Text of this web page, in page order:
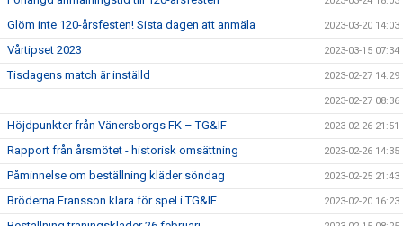
Glöm inte 120-årsfesten! Sista dagen att anmäla 2023-03-20 14:03
Vårtipset 2023 2023-03-15 07:34
Tisdagens match är inställd 2023-02-27 14:29
2023-02-27 08:36
Höjdpunkter från Vänersborgs FK – TG&IF 2023-02-26 21:51
Rapport från årsmötet - historisk omsättning 2023-02-26 14:35
Påminnelse om beställning kläder söndag 2023-02-25 21:43
Bröderna Fransson klara för spel i TG&IF 2023-02-20 16:23